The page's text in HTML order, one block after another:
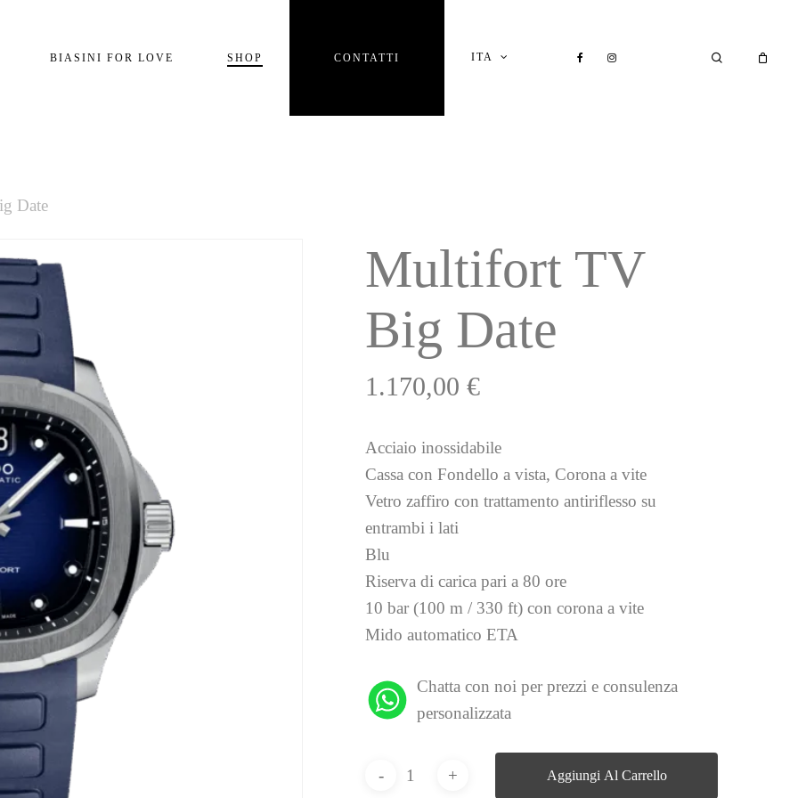
BIASINI FOR LOVE SHOP CONTATTI ITA FACEBOOKINSTAGRAM SEARCH
Date
Multifort TV
Big Date
1.170,00€
Acciaio inossidabile
Cassa con Fondello a vista, Corona a vite
Vetro zaffiro con trattamento antiriflesso su
entrambi i lati
Blu
Riserva di carica pari a 80 ore
10 bar (100 m / 330 ft) con corona a vite
Mido automatico ETA
Chatta con noi per prezzi e consulenza
personalizzata
Aggiungi Al Carrello